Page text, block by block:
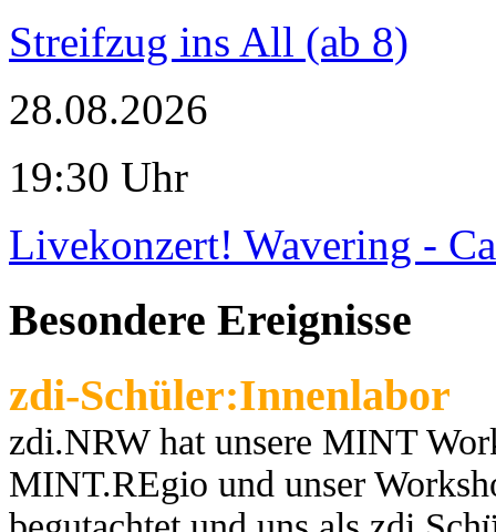
Streifzug ins All (ab 8)
28.08.2026
19:30 Uhr
Livekonzert! Wavering -
Besondere Ereignisse
zdi-Schüler:Innenlabor
zdi.NRW hat unsere MINT
MINT.REgio und unser